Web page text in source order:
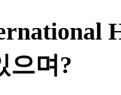
으며?